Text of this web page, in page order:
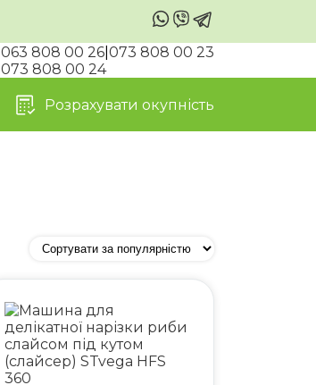
063 808 00 26 073 808 00 23
073 808 00 24
Розрахувати окупність